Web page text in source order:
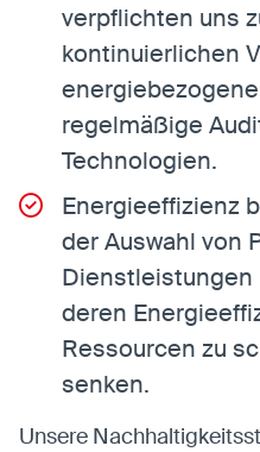
verpflichten uns
kontinuierlichen
regelmäßige
Technologien.
Energieeffizienz
der Auswahl von
deren
Ressourcen zu
senken.
Unsere